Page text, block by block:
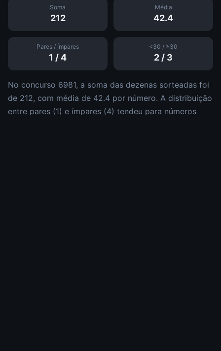
Soma
212
Média
42.4
Pares / Ímpares
1 /4
<30 / ≥30
2 / 3
No concurso 6981, a soma das dezenas sorteadas foi
de 212, com média de 42.4 por número. A distribuição
entre pares (1) e ímpares (4) tendeu para números